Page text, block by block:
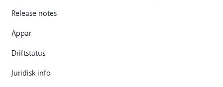
Release notes
Appar
Driftstatus
Juridisk info